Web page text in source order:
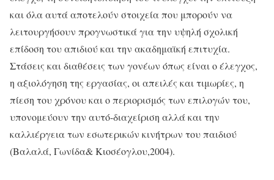
και όλα αυτά αποτελούν στοιχεία που μπορούν να
λειτουργήσουν προγνωστικά για την υψηλή σχολική
επίδοση του απιδιού και την ακαδημαϊκή επιτυχία.
Στάσεις και διαθέσεις των γονέων όπως είναι ο έλεγχος,
η αξιολόγηση της εργασίας, οι απειλές και τιμωρίες, η
πίεση του χρόνου και ο περιορισμός των επιλογών του,
υπονομεύουν την αυτό-διαχείριση αλλά και την
καλλιέργεια των εσωτερικών κινήτρων του παιδιού
(Βαλαλά, Γωνίδα& Κιοσέογλου,2004).